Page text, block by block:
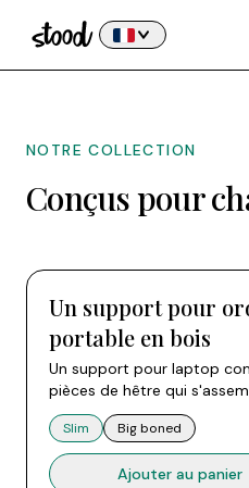
NOTRE COLLECTION
Conçus pour
Un support pour
portable en bois
Un support pour laptop
pièces de hêtre qui
Inutilisé, les deux parties
fixent au laptop avec une
Convient à tous les
à 15 pouces.
Slim Big boned
Ajouter au panier